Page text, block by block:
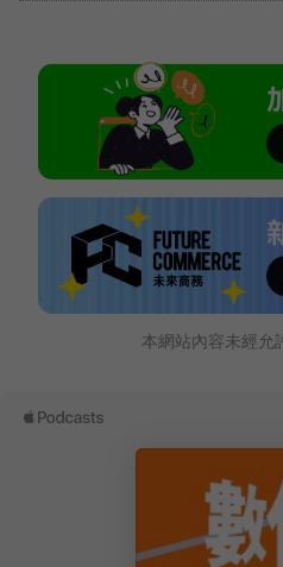
本網站內容未經允